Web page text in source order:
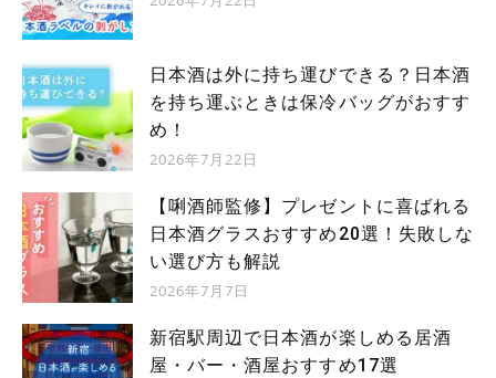
日本酒は外に持ち運びできる？日本酒
を持ち運ぶときは保冷バッグがおすす
め！
2026年7月22日
【唎酒師監修】プレゼントに喜ばれる
日本酒グラスおすすめ20選！失敗しな
い選び方も解説
2026年7月7日
新宿駅周辺で日本酒が楽しめる居酒
屋・バー・酒屋おすすめ17選